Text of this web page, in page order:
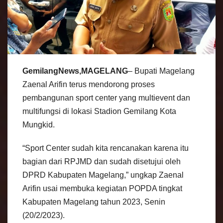
GemilangNews,MAGELANG– Bupati Magelang
Zaenal Arifin terus mendorong proses
pembangunan sport center yang multievent dan
multifungsi di lokasi Stadion Gemilang Kota
Mungkid.
“Sport Center sudah kita rencanakan karena itu
bagian dari RPJMD dan sudah disetujui oleh
DPRD Kabupaten Magelang,” ungkap Zaenal
Arifin usai membuka kegiatan POPDA tingkat
Kabupaten Magelang tahun 2023, Senin
(20/2/2023).